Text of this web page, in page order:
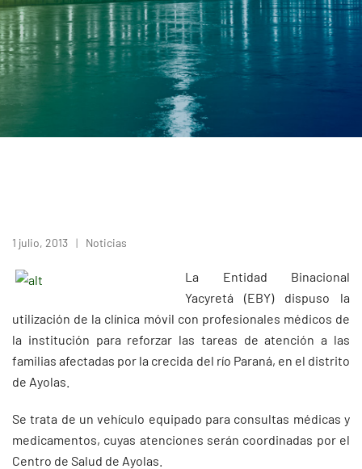
1 julio, 2013 Noticias
La Entidad Binacional
Yacyretá (EBY) dispuso la
utilización de la clínica móvil con profesionales médicos de
la institución para reforzar las tareas de atención a las
familias afectadas por la crecida del río Paraná, en el distrito
de Ayolas.
Se trata de un vehículo equipado para consultas médicas y
medicamentos, cuyas atenciones serán coordinadas por el
Centro de Salud de Ayolas.